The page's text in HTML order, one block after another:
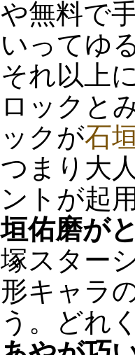
や無料で
いってゆ
それ以上
ロックと
ックが石
つまり大
ントが起
垣佑磨が
塚スター
形キャラ
う。どれ